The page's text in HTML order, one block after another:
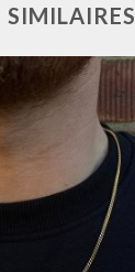
SIMILAIRES